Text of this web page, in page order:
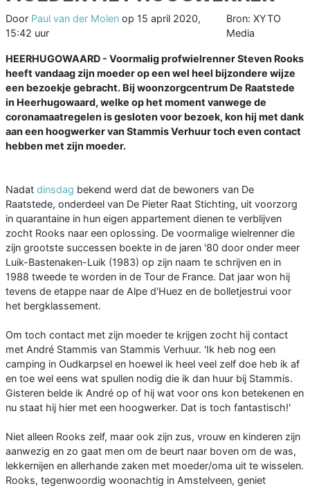
Door Paul van der Molen op 15 april 2020,
15:42 uur
Bron: XYTO
Media
HEERHUGOWAARD - Voormalig profwielrenner Steven Rooks
heeft vandaag zijn moeder op een wel heel bijzondere wijze
een bezoekje gebracht. Bij woonzorgcentrum De Raatstede
in Heerhugowaard, welke op het moment vanwege de
coronamaatregelen is gesloten voor bezoek, kon hij met dank
aan een hoogwerker van Stammis Verhuur toch even contact
hebben met zijn moeder.
Nadat dinsdag bekend werd dat de bewoners van De
Raatstede, onderdeel van De Pieter Raat Stichting, uit voorzorg
in quarantaine in hun eigen appartement dienen te verblijven
zocht Rooks naar een oplossing. De voormalige wielrenner die
zijn grootste successen boekte in de jaren '80 door onder meer
Luik-Bastenaken-Luik (1983) op zijn naam te schrijven en in
1988 tweede te worden in de Tour de France. Dat jaar won hij
tevens de etappe naar de Alpe d'Huez en de bolletjestrui voor
het bergklassement.
Om toch contact met zijn moeder te krijgen zocht hij contact
met André Stammis van Stammis Verhuur. 'Ik heb nog een
camping in Oudkarpsel en hoewel ik heel veel zelf doe heb ik af
en toe wel eens wat spullen nodig die ik dan huur bij Stammis.
Gisteren belde ik André op of hij wat voor ons kon betekenen en
nu staat hij hier met een hoogwerker. Dat is toch fantastisch!'
Niet alleen Rooks zelf, maar ook zijn zus, vrouw en kinderen zijn
aanwezig en zo gaat men om de beurt naar boven om de was,
lekkernijen en allerhande zaken met moeder/oma uit te wisselen.
Rooks, tegenwoordig woonachtig in Amstelveen, geniet